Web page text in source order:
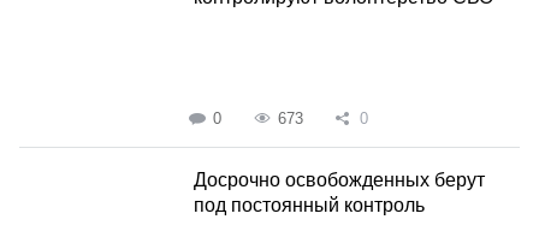
0 673 0
Досрочно освобожденных берут
под постоянный контроль